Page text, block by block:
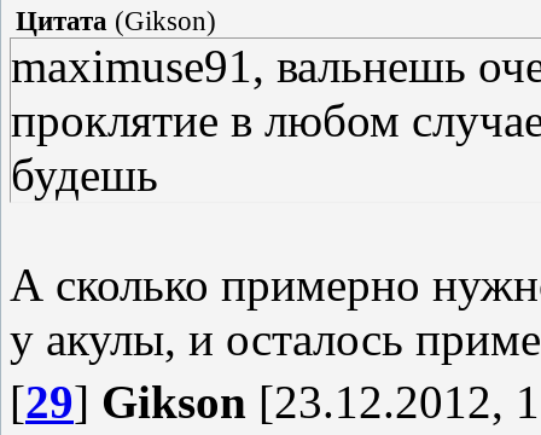
Цитата (Gikson)
maximuse91, вальнешь
проклятие в любом
будешь
А сколько примерно
у акулы, и осталось
[29] Gikson [23.12.2012,